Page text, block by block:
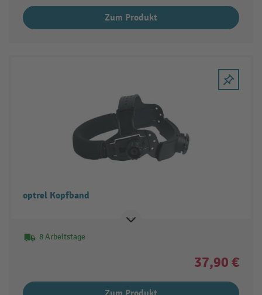
Zum Produkt
optrel Kopfband
8 Arbeitstage
37,90 €